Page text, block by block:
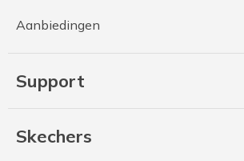
Aanbiedingen
Support
Skechers